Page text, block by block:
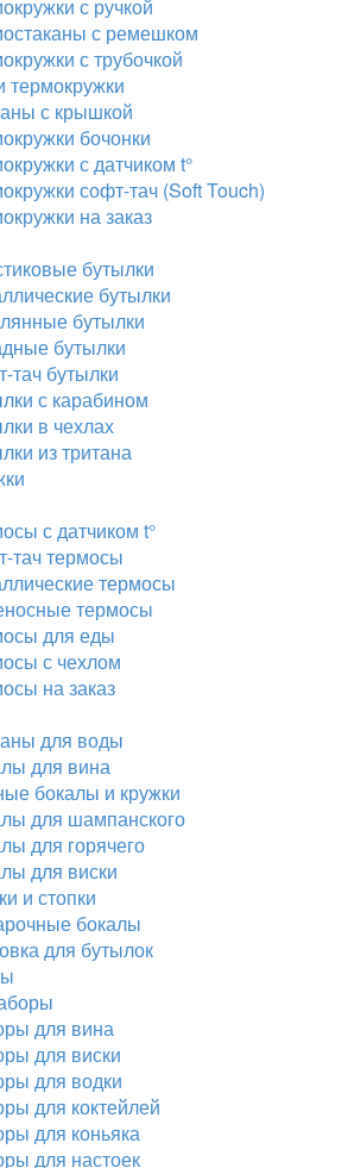
с ручкой
с ремешком
с трубочкой
термокружки
с крышкой
бочонки
с датчиком t°
софт-тач (Soft Touch)
на заказ
бутылки
бутылки
бутылки
бутылки
тач бутылки
с карабином
в чехлах
из тритана
с датчиком t°
тач термосы
термосы
термосы
для еды
с чехлом
на заказ
для воды
для вина
бокалы и кружки
для шампанского
для горячего
для виски
и стопки
бокалы
для бутылок
для вина
для виски
для водки
для коктейлей
для коньяка
для настоек